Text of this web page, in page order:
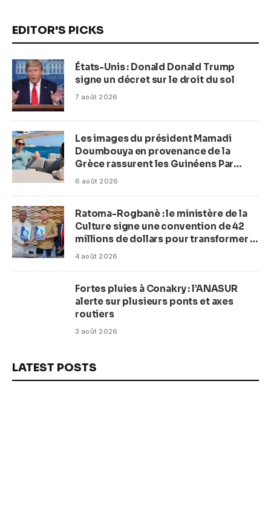
EDITOR'S PICKS
États-Unis : Donald Donald Trump
signe un décret sur le droit du sol
7 août 2026
Les images du président Mamadi
Doumbouya en provenance de la
Grèce rassurent les Guinéens Par
(Macka Baldé)
6 août 2026
Ratoma-Rogbanè : le ministère de la
Culture signe une convention de 42
millions de dollars pour transformer la
plage en complexe balnéaire
4 août 2026
Fortes pluies à Conakry : l’ANASUR
alerte sur plusieurs ponts et axes
routiers
3 août 2026
LATEST POSTS